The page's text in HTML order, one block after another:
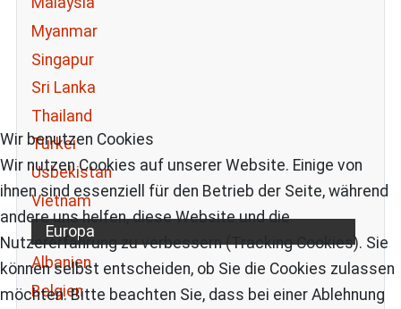
Myanmar
Singapur
Sri Lanka
Thailand
Türkei
Usbekistan
Vietnam
Europa
Albanien
Belgien
Wir benutzen Cookies
Wir nutzen Cookies auf unserer Website. Einige von
ihnen sind essenziell für den Betrieb der Seite, während
andere uns helfen, diese Website und die
Nutzererfahrung zu verbessern (Tracking Cookies). Sie
können selbst entscheiden, ob Sie die Cookies zulassen
möchten. Bitte beachten Sie, dass bei einer Ablehnung